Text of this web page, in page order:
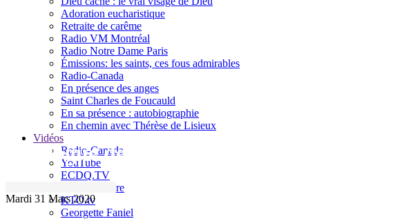
Adoration eucharistique
Retraite de carême
Radio VM Montréal
Radio Notre Dame Paris
Émissions: les saints, ces fous admirables
Radio-Canada
En présence des anges
Saint Charles de Foucauld
En sa présence : autobiographie
En chemin avec Thérèse de Lisieux
Vidéos
Radio-Canada
YouTube
ECDQ.TV
Sel et Lumière
KTO.tv
Georgette Faniel
Le blogue de Jacques Gauthier
Mardi 31 Mars 2020